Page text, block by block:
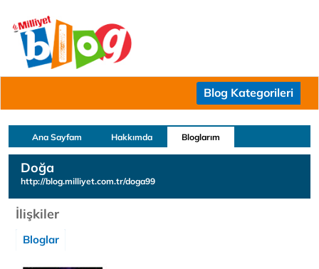
Blog Kategorileri
Ana Sayfam Hakkımda Bloglarım
Doğa
http://blog.milliyet.com.tr/doga99
İlişkiler
Bloglar